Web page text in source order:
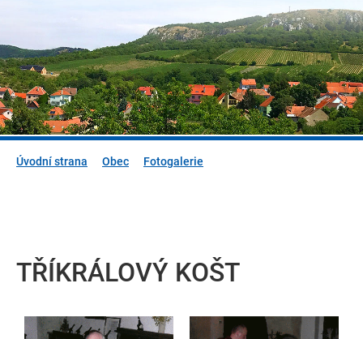
Úvodní strana Obec Fotogalerie
TŘÍKRÁLOVÝ KOŠT